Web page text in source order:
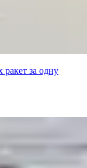
ракет за одну